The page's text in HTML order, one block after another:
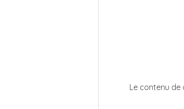
Le contenu de